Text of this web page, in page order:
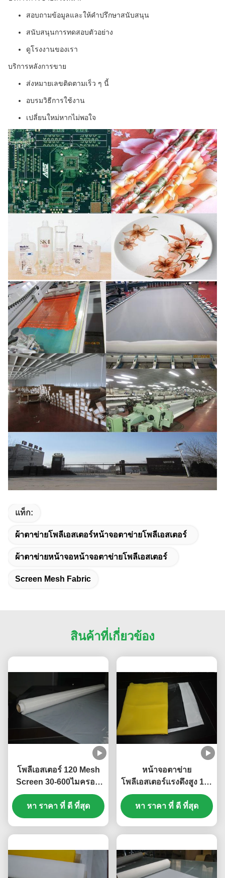
สอบถามข้อมูลและให้คำปรึกษาสนับสนุน
สนับสนุนการทดสอบตัวอย่าง
ดูโรงงานของเรา
บริการหลังการขาย
ส่งหมายเลขติดตามเร็ว ๆ นี้
อบรมวิธีการใช้งาน
เปลี่ยนใหม่หากไม่พอใจ
แท็ก:
ผ้าตาข่ายโพลีเอสเตอร์หน้าจอตาข่ายโพลีเอสเตอร์
ผ้าตาข่ายหน้าจอหน้าจอตาข่ายโพลีเอสเตอร์
Screen Mesh Fabric
สินค้าที่เกี่ยวข้อง
โพลีเอสเตอร์ 120 Mesh
Screen 30-600ไมครอน
สําหรับการพิมพ์ ความแข็ง
แรงสูง
หา ราคา ที่ ดี ที่สุด
หน้าจอตาข่าย
โพลีเอสเตอร์แรงดึงสูง 120
กับทนกรดสีเหลือง
หา ราคา ที่ ดี ที่สุด